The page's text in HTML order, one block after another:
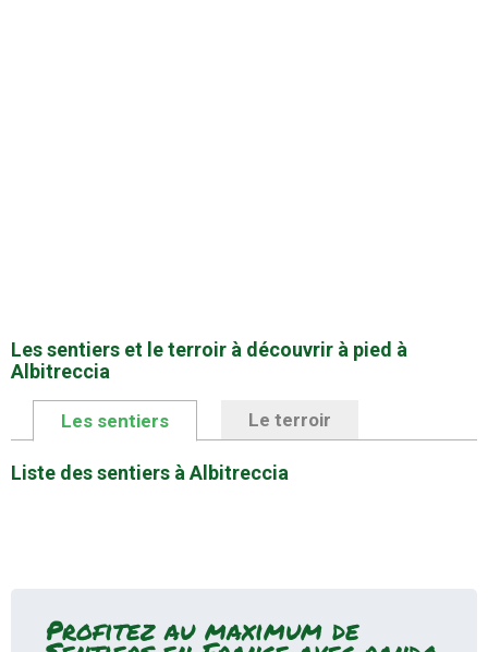
Les sentiers et le terroir à découvrir à pied à
Albitreccia
Les sentiers Le terroir
Liste des sentiers à Albitreccia
Profitez au maximum de
Promotion
Profitez au maximum de Sentiers en
France avec l'abonnement
l'application Android et iOS